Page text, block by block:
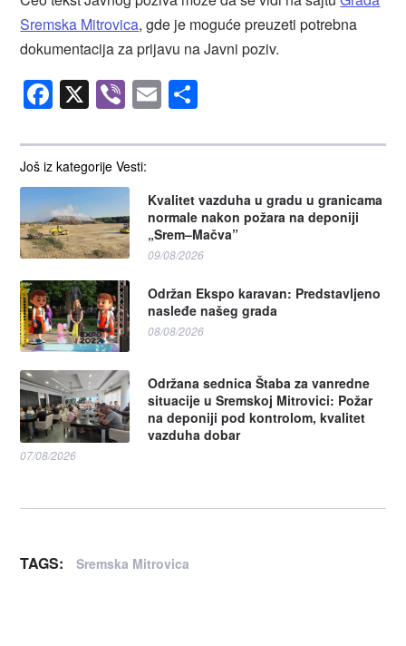
Još iz kategorije Vesti:
Kvalitet vazduha u gradu u granicama
normale nakon požara na deponiji
„Srem–Mačva”
09/08/2026
Održan Ekspo karavan: Predstavljeno
nasleđe našeg grada
08/08/2026
Održana sednica Štaba za vanredne
situacije u Sremskoj Mitrovici: Požar
na deponiji pod kontrolom, kvalitet
vazduha dobar
07/08/2026
Sremska Mitrovica, gde je moguće preuzeti potrebna
dokumentacija za prijavu na Javni poziv.
Facebook
X Viber
Email
TAGS: Sremska Mitrovica